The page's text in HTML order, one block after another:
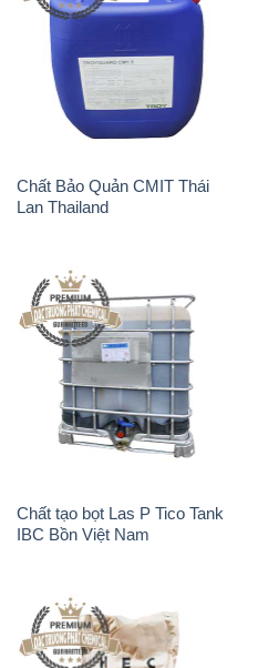
Chất Bảo Quản CMIT Thái
Lan Thailand
Chất tạo bọt Las P Tico Tank
IBC Bồn Việt Nam